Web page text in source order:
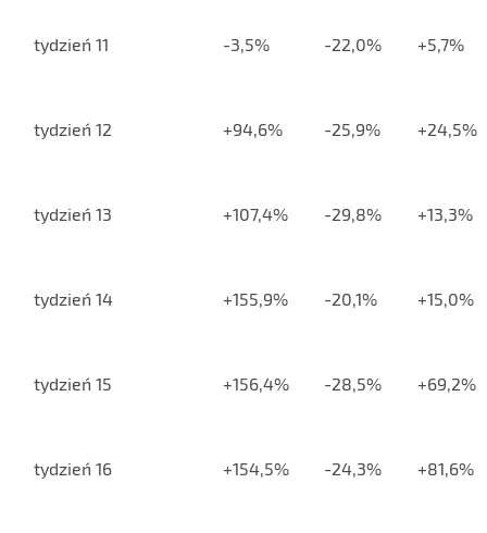
tydzień 11 -3,5% -22,0% +5,7%
tydzień 12 +94,6% -25,9% +24,5%
tydzień 13 +107,4% -29,8% +13,3%
tydzień 14 +155,9% -20,1% +15,0%
tydzień 15 +156,4% -28,5% +69,2%
tydzień 16 +154,5% -24,3% +81,6%